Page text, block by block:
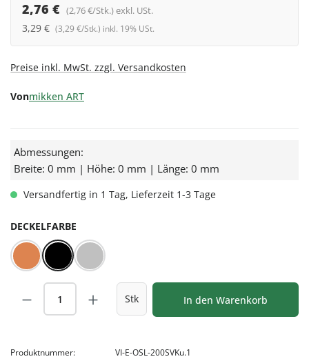
2,76 € (2,76 €/Stk.) exkl. USt.
3,29 € (3,29 €/Stk.) inkl. 19% USt.
Preise inkl. MwSt. zzgl. Versandkosten
Vonmikken ART
Abmessungen:
Breite: 0 mm | Höhe: 0 mm | Länge: 0 mm
Versandfertig in 1 Tag, Lieferzeit 1-3 Tage
DECKELFARBE
Kupfer Schwarz Silber
Produkt Anzahl: Gib den gewünschten
Stk In den Warenkorb
Produktnummer:
VI-E-OSL-200SVKu.1